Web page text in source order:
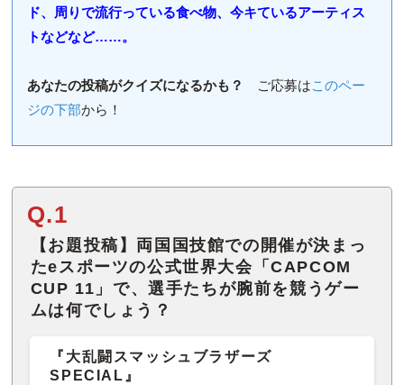
ド、周りで流行っている食べ物、今キているアーティス
トなどなど……。
あなたの投稿がクイズになるかも？ ご応募はこのペー
ジの下部から！
Q.1
【お題投稿】両国国技館での開催が決まっ
たeスポーツの公式世界大会「CAPCOM
CUP 11」で、選手たちが腕前を競うゲー
ムは何でしょう？
『大乱闘スマッシュブラザーズ
SPECIAL』